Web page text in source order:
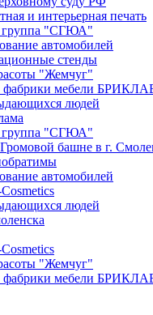
и интерьерная печать
группа "СГЮА"
автомобилей
стенды
"Жемчуг"
фабрики мебели
людей
группа "СГЮА"
башне в г.
автомобилей
людей
"Жемчуг"
фабрики мебели